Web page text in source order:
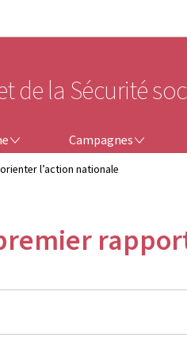
de la Sécurité
Campagnes
l’action nationale